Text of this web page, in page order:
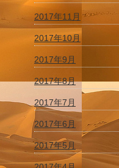
2017年11月
2017年10月
2017年9月
2017年8月
2017年7月
2017年6月
2017年5月